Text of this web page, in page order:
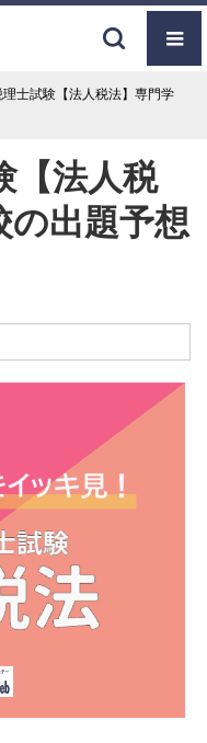
士試験【法人税法】専門学
【法人税
の出題予想